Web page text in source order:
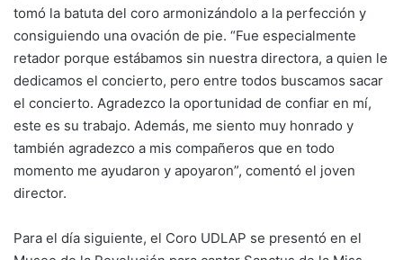
tomó la batuta del coro armonizándolo a la perfección y
consiguiendo una ovación de pie. “Fue especialmente
retador porque estábamos sin nuestra directora, a quien le
dedicamos el concierto, pero entre todos buscamos sacar
el concierto. Agradezco la oportunidad de confiar en mí,
este es su trabajo. Además, me siento muy honrado y
también agradezco a mis compañeros que en todo
momento me ayudaron y apoyaron”, comentó el joven
director.
Para el día siguiente, el Coro UDLAP se presentó en el